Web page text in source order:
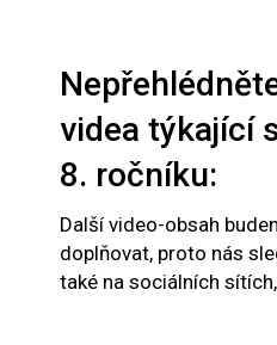
videa týkající
8. ročníku:
Další video-obsah
doplňovat, proto nás
také na sociálních